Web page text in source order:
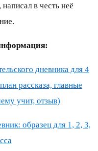
в честь неё
дневника для 4
рассказа, главные
учит, отзыв)
образец для 1, 2, 3,